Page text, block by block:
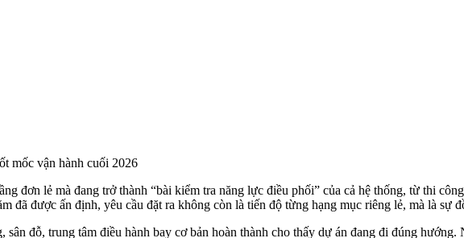
mốc vận hành cuối 2026
đơn lẻ mà đang trở thành “bài kiểm tra năng lực điều phối” của cả hệ thống, từ thi
đã được ấn định, yêu cầu đặt ra không còn là tiến độ từng hạng mục riêng lẻ, mà là sự
đỗ, trung tâm điều hành bay cơ bản hoàn thành cho thấy dự án đang đi đúng